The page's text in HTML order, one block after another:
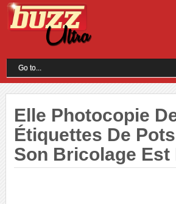
Elle Photocopie
Étiquettes De
Son Bricolage Est